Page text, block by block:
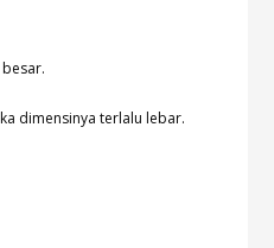
dimensinya terlalu lebar.